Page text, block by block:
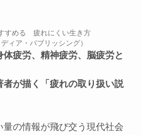
すめる 疲れにくい生き方
ディア・パブリッシング）
疲労、精神疲労、脳疲労と
が描く「疲れの取り扱い説
量の情報が飛び交う現代社会